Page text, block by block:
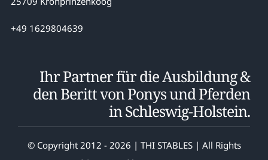
+49 1629804639
Ihr Partner für die Ausbildung &
den Beritt von Ponys und Pferden
in Schleswig-Holstein.
© Copyright 2012 - 2026 | THI STABLES | All Rights